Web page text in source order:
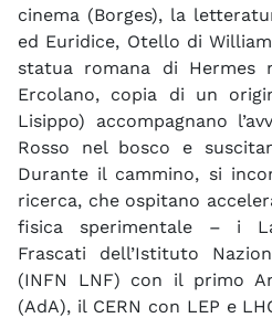
cinema (Borges), la
ed Euridice, Otello di
statua romana di Hermes
Ercolano, copia di un
Lisippo) accompagnano
Rosso nel bosco e
Durante il cammino, si
ricerca, che ospitano
fisica sperimentale – i
Frascati dell’Istituto
(INFN LNF) con il primo
(AdA), il CERN con LEP e